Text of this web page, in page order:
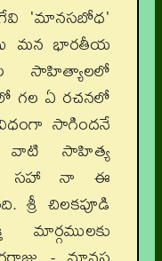
'మానసబోధ'
మన భారతీయ
సాహిత్యాలలో
గల ఏ రచనలో
సాగిందనే
వాటి సాహిత్య
సహా నా ఈ
శ్రీ చిలకపూడి
మార్గములకు